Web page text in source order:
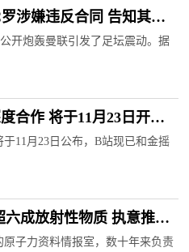
涉嫌违反合同 告知其世
开炮轰曼联引发了足坛震动。据
合作 将于11月23日开启
11月23日公布，B站现已和金摇
六成放射性物质 执意推进
子力资料情报室，数十年来负责